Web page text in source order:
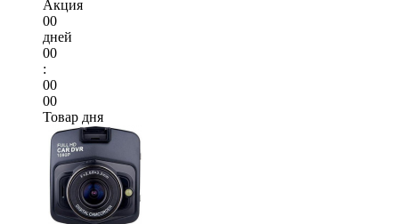
Акция
00
дней
00
:
00
00
Товар дня